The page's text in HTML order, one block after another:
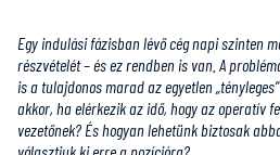
Egy indulási fázisban lévő cég napi szinten
részvételét – és ez rendben is van. A
is a tulajdonos marad az egyetlen
akkor, ha elérkezik az idő, hogy az operatív
vezetőnek? És hogyan lehetünk biztosak